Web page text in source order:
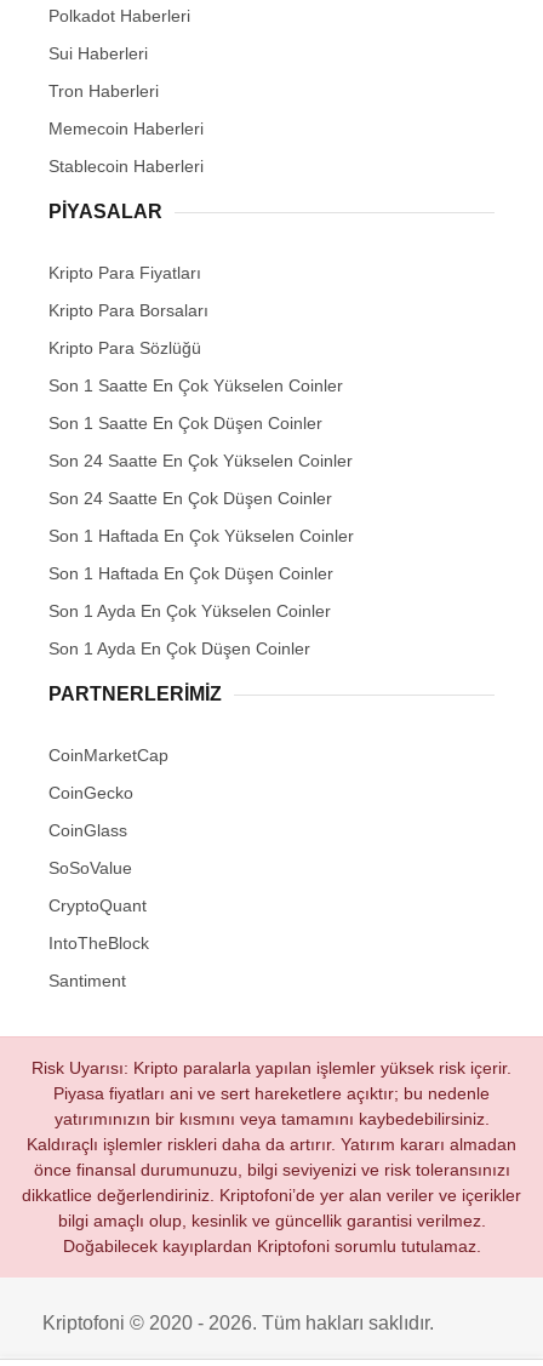
Polkadot Haberleri
Sui Haberleri
Tron Haberleri
Memecoin Haberleri
Stablecoin Haberleri
PIYASALAR
Kripto Para Fiyatları
Kripto Para Borsaları
Kripto Para Sözlüğü
Son 1 Saatte En Çok Yükselen Coinler
Son 1 Saatte En Çok Düşen Coinler
Son 24 Saatte En Çok Yükselen Coinler
Son 24 Saatte En Çok Düşen Coinler
Son 1 Haftada En Çok Yükselen Coinler
Son 1 Haftada En Çok Düşen Coinler
Son 1 Ayda En Çok Yükselen Coinler
Son 1 Ayda En Çok Düşen Coinler
PARTNERLERIMIZ
CoinMarketCap
CoinGecko
CoinGlass
SoSoValue
CryptoQuant
IntoTheBlock
Santiment
Risk Uyarısı: Kripto paralarla yapılan işlemler yüksek risk içerir.
Piyasa fiyatları ani ve sert hareketlere açıktır; bu nedenle
yatırımınızın bir kısmını veya tamamını kaybedebilirsiniz.
Kaldıraçlı işlemler riskleri daha da artırır. Yatırım kararı almadan
önce finansal durumunuzu, bilgi seviyenizi ve risk toleransınızı
dikkatlice değerlendiriniz. Kriptofoni’de yer alan veriler ve içerikler
bilgi amaçlı olup, kesinlik ve güncellik garantisi verilmez.
Doğabilecek kayıplardan Kriptofoni sorumlu tutulamaz.
Kriptofoni © 2020 - 2026. Tüm hakları saklıdır.